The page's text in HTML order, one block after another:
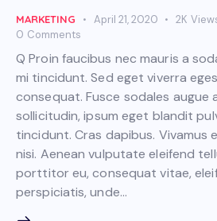
MARKETING April 21, 2020 2K
0 Comments
Q Proin faucibus nec mauris a
mi tincidunt. Sed eget viverra
consequat. Fusce sodales augue
sollicitudin, ipsum eget blandit
tincidunt. Cras dapibus. Vivamus
nisi. Aenean vulputate eleifend
porttitor eu, consequat vitae,
perspiciatis, unde…